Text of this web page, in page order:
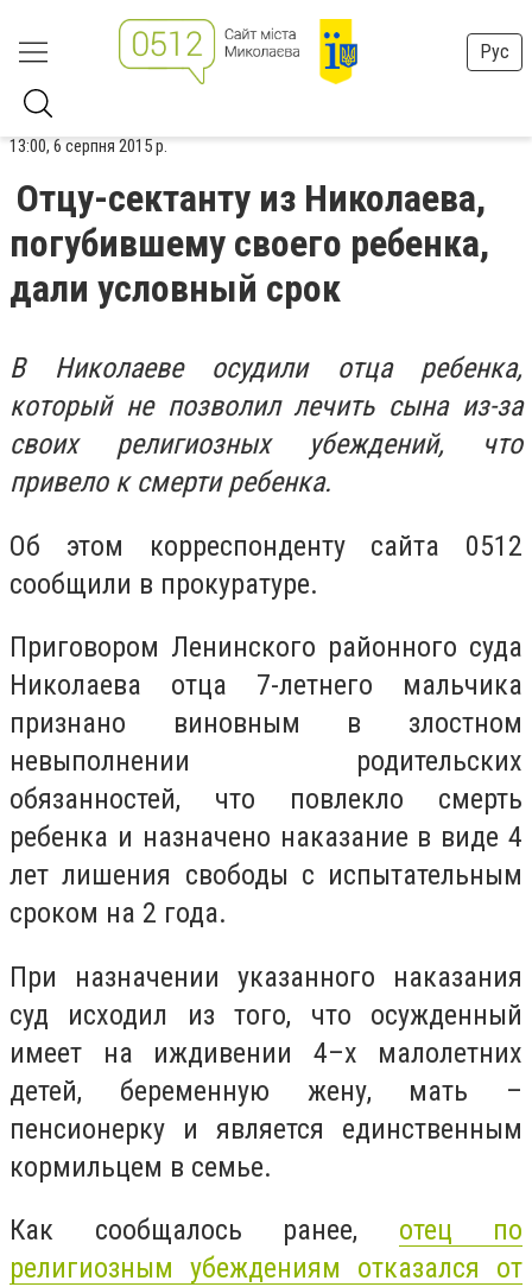
Рус
13:00, 6 серпня 2015 р.
Отцу-сектанту из Николаева,
погубившему своего ребенка,
дали условный срок
В Николаеве осудили отца ребенка,
который не позволил лечить сына из-за
своих религиозных убеждений, что
привело к смерти ребенка.
Об этом корреспонденту сайта 0512
сообщили в прокуратуре.
Приговором Ленинского районного суда
Николаева отца 7-летнего мальчика
признано виновным в злостном
невыполнении родительских
обязанностей, что повлекло смерть
ребенка и назначено наказание в виде 4
лет лишения свободы с испытательным
сроком на 2 года.
При назначении указанного наказания
суд исходил из того, что осужденный
имеет на иждивении 4–х малолетних
детей, беременную жену, мать –
пенсионерку и является единственным
кормильцем в семье.
Как сообщалось ранее, отец по
религиозным убеждениям отказался от